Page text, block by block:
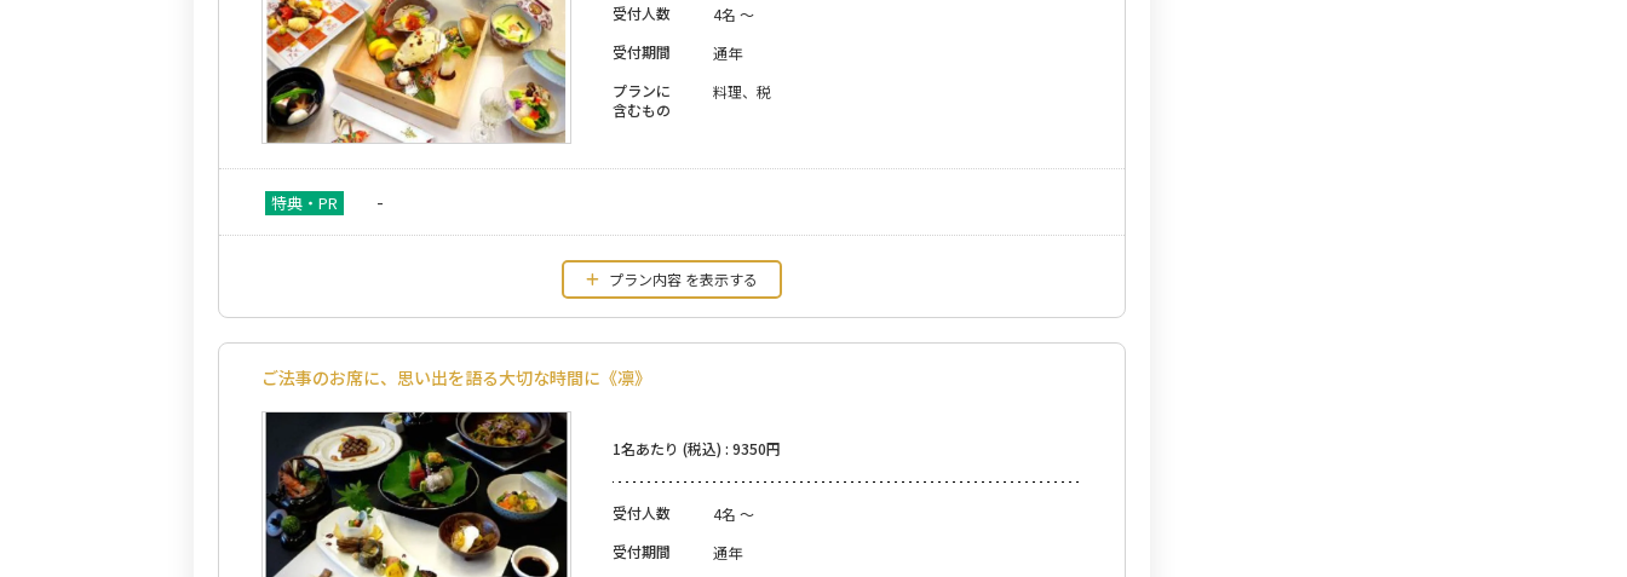
受付人数
4名 ～
受付期間
通年
プランに
含むもの
料理、税
-
プラン内容
ご法事のお席に、思い出を語る大切な時間に《凛》
1名あたり (税込) : 9350円
受付人数
4名 ～
受付期間
通年